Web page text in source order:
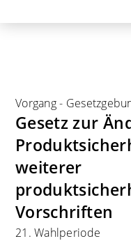
Vorgang-
Gesetz zur
weiterer
Vorschriften
21. Wahlperiode